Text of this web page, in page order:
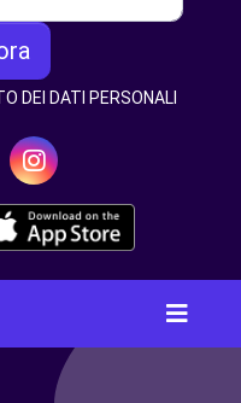
DEI DATI PERSONALI